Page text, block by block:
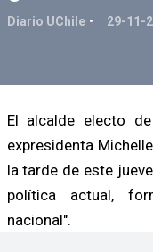
Diario UChile 29-11-
El alcalde electo
expresidenta
la tarde de este
política actual,
nacional".